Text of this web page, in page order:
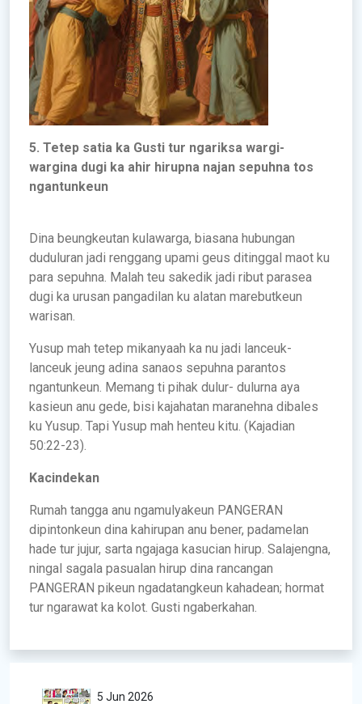
5. Tetep satia ka Gusti tur ngariksa wargi-
wargina dugi ka ahir hirupna najan sepuhna tos
ngantunkeun
Dina beungkeutan kulawarga, biasana hubungan
duduluran jadi renggang upami geus ditinggal maot ku
para sepuhna. Malah teu sakedik jadi ribut parasea
dugi ka urusan pangadilan ku alatan marebutkeun
warisan.
Yusup mah tetep mikanyaah ka nu jadi lanceuk-
lanceuk jeung adina sanaos sepuhna parantos
ngantunkeun. Memang ti pihak dulur- dulurna aya
kasieun anu gede, bisi kajahatan maranehna dibales
ku Yusup. Tapi Yusup mah henteu kitu. (Kajadian
50:22-23).
Kacindekan
Rumah tangga anu ngamulyakeun PANGERAN
dipintonkeun dina kahirupan anu bener, padamelan
hade tur jujur, sarta ngajaga kasucian hirup. Salajengna,
ningal sagala pasualan hirup dina rancangan
PANGERAN pikeun ngadatangkeun kahadean; hormat
tur ngarawat ka kolot. Gusti ngaberkahan.
5 Jun 2026